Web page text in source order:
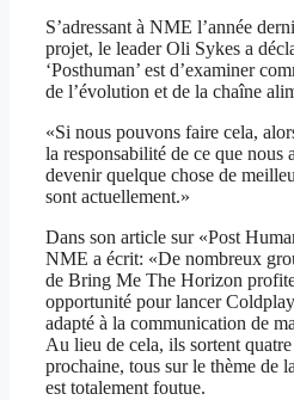
S’adressant à NME l’année
projet, le leader Oli Sykes a
‘Posthuman’ est d’examiner
de l’évolution et de la chaîne
«Si nous pouvons faire cela,
la responsabilité de ce que nous
devenir quelque chose de
sont actuellement.»
Dans son article sur «Post
NME a écrit: «De nombreux
de Bring Me The Horizon
opportunité pour lancer
adapté à la communication de
Au lieu de cela, ils sortent
prochaine, tous sur le thème de
est totalement foutue.